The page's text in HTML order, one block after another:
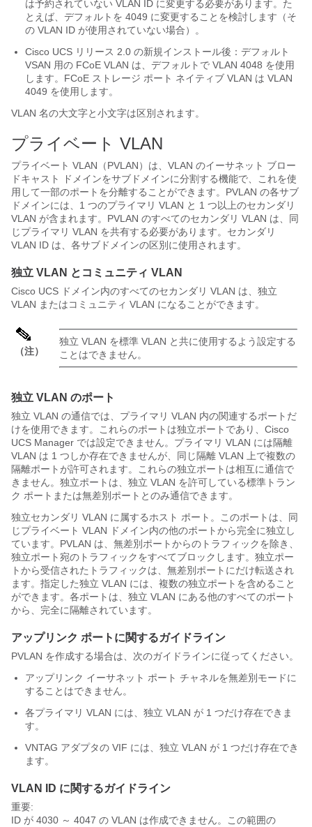
は予約されていない VLAN ID に変更する必要があります。た
とえば、デフォルトを 4049 に変更することを検討します（そ
の VLAN ID が使用されていない場合）。
Cisco UCS リリース 2.0 の新規インストール後：デフォルト
VSAN 用の FCoE VLAN は、デフォルトで VLAN 4048 を使用
します。FCoE ストレージ ポート ネイティブ VLAN は VLAN
4049 を使用します。
VLAN 名の大文字と小文字は区別されます。
プライベート VLAN
プライベート VLAN（PVLAN）は、VLAN のイーサネット ブロー
ドキャスト ドメインをサブドメインに分割する機能で、これを使
用して一部のポートを分離することができます。PVLAN の各サブ
ドメインには、1 つのプライマリ VLAN と 1 つ以上のセカンダリ
VLAN が含まれます。PVLAN のすべてのセカンダリ VLAN は、同
じプライマリ VLAN を共有する必要があります。セカンダリ
VLAN ID は、各サブドメインの区別に使用されます。
独立 VLAN とコミュニティ VLAN
Cisco UCS ドメイン内のすべてのセカンダリ VLAN は、独立
VLAN またはコミュニティ VLAN になることができます。
（注）
独立 VLAN を標準 VLAN と共に使用するよう設定する
ことはできません。
独立 VLAN のポート
独立 VLAN の通信では、プライマリ VLAN 内の関連するポートだ
けを使用できます。これらのポートは独立ポートであり、 Cisco
UCS Manager では設定できません。プライマリ VLAN には隔離
VLAN は 1 つしか存在できませんが、同じ隔離 VLAN 上で複数の
隔離ポートが許可されます。これらの独立ポートは相互に通信で
きません。独立ポートは、独立 VLAN を許可している標準トラン
ク ポートまたは無差別ポートとのみ通信できます。
独立セカンダリ VLAN に属するホスト ポート。このポートは、同
じプライベート VLAN ドメイン内の他のポートから完全に独立し
ています。PVLAN は、無差別ポートからのトラフィックを除き、
独立ポート宛のトラフィックをすべてブロックします。独立ポー
トから受信されたトラフィックは、無差別ポートにだけ転送され
ます。指定した独立 VLAN には、複数の独立ポートを含めること
ができます。各ポートは、独立 VLAN にある他のすべてのポート
から、完全に隔離されています。
アップリンク ポートに関するガイドライン
PVLAN を作成する場合は、次のガイドラインに従ってください。
アップリンク イーサネット ポート チャネルを無差別モードに
することはできません。
各プライマリ VLAN には、独立 VLAN が 1 つだけ存在できま
す。
VNTAG アダプタの VIF には、独立 VLAN が 1 つだけ存在でき
ます。
VLAN ID に関するガイドライン
重要:
ID が 4030 ～ 4047 の VLAN は作成できません。この範囲の